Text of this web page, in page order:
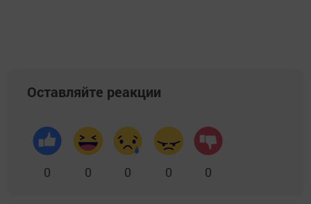
Оставляйте реакции
0 0 0 0 0